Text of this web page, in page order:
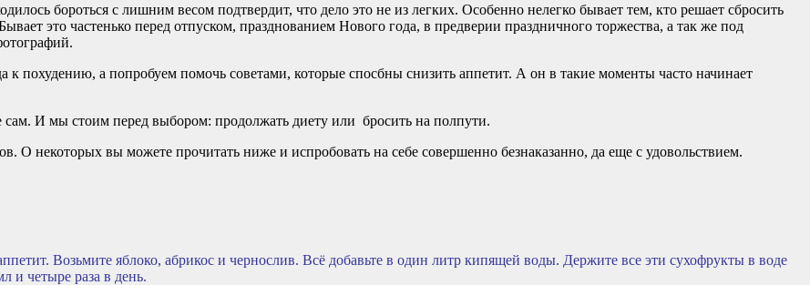
бороться с лишним весом подтвердит, что дело это не из легких. Особенно нелегко бывает тем, кто решает сбросить
это частенько перед отпуском, празднованием Нового года, в предверии праздничного торжества, а так же под
к похудению, а попробуем помочь советами, которые спосбны снизить аппетит. А он в такие моменты часто начинает
сам. И мы стоим перед выбором: продолжать диету или бросить на полпути.
О некоторых вы можете прочитать ниже и испробовать на себе совершенно безнаказанно, да еще с удовольствием.
Возьмите яблоко, абрикос и чернослив. Всё добавьте в один литр кипящей воды. Держите все эти сухофрукты в воде
и четыре раза в день.